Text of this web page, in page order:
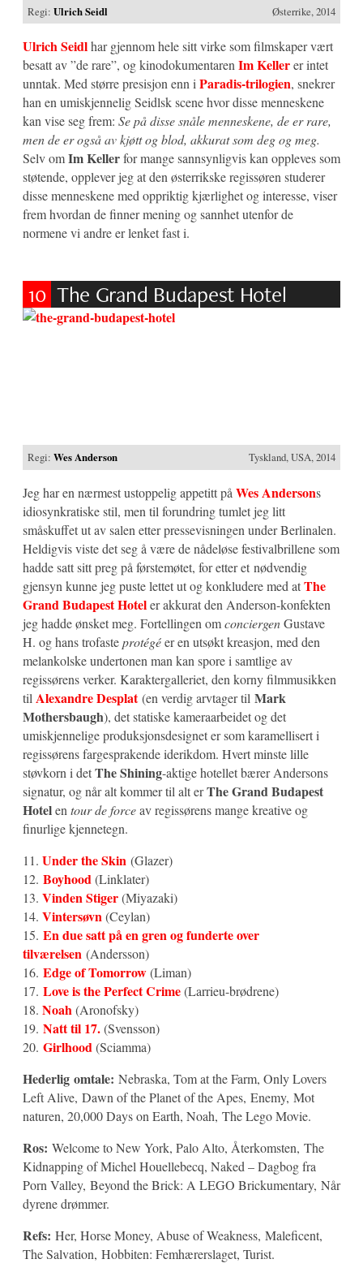
Regi:Ulrich Seidl Østerrike, 2014
Ulrich Seidlhar gjennom hele sitt virke som filmskaper vært
besatt av ”de rare”, og kinodokumentarenIm Kellerer intet
unntak. Med større presisjon enn iParadis-trilogien, snekrer
han en umiskjennelig Seidlsk scene hvor disse menneskene
kan vise seg frem: Se på disse snåle menneskene, de er rare,
men de er også av kjøtt og blod, akkurat som deg og meg.
Selv omIm Kellerfor mange sannsynligvis kan oppleves som
støtende, opplever jeg at den østerrikske regissøren studerer
disse menneskene med oppriktig kjærlighet og interesse, viser
frem hvordan de finner mening og sannhet utenfor de
normene vi andre er lenket fast i.
10 The Grand Budapest Hotel
Regi:Wes Anderson Tyskland, USA, 2014
Jeg har en nærmest ustoppelig appetitt på Wes Andersons
idiosynkratiske stil, men til forundring tumlet jeg litt
småskuffet ut av salen etter pressevisningen under Berlinalen.
Heldigvis viste det seg å være de nådeløse festivalbrillene som
hadde satt sitt preg på førstemøtet, for etter et nødvendig
gjensyn kunne jeg puste lettet ut og konkludere med atThe
Grand Budapest Hoteler akkurat den Anderson-konfekten
jeg hadde ønsket meg. Fortellingen omconciergenGustave
H. og hans trofasteprotégéer en utsøkt kreasjon, med den
melankolske undertonen man kan spore i samtlige av
regissørens verker. Karaktergalleriet, den korny filmmusikken
til Alexandre Desplat (en verdig arvtager til Mark
Mothersbaugh), det statiske kameraarbeidet og det
umiskjennelige produksjonsdesignet er som karamellisert i
regissørens fargesprakende iderikdom. Hvert minste lille
støvkorn i detThe Shining-aktige hotellet bærer Andersons
signatur, og når alt kommer til alt erThe Grand Budapest
Hotelen tour de forceav regissørens mange kreative og
finurlige kjennetegn.
11. Under the Skin (Glazer)
12. Boyhood(Linklater)
13. Vinden Stiger(Miyazaki)
14. Vintersøvn(Ceylan)
15. En due satt på en gren og funderte over
tilværelsen (Andersson)
16. Edge of Tomorrow(Liman)
17. Love is the Perfect Crime(Larrieu-brødrene)
18. Noah(Aronofsky)
19. Natt til 17.(Svensson)
20. Girlhood(Sciamma)
Hederlig omtale: Nebraska, Tom at the Farm, Only Lovers
Left Alive, Dawn of the Planet of the Apes, Enemy, Mot
naturen, 20,000 Days on Earth, Noah, The Lego Movie.
Ros: Welcome to New York, Palo Alto, Återkomsten, The
Kidnapping of Michel Houellebecq, Naked – Dagbog fra
Porn Valley, Beyond the Brick: A LEGO Brickumentary, Når
dyrene drømmer.
Refs: Her, Horse Money, Abuse of Weakness, Maleficent,
The Salvation, Hobbiten: Femhærerslaget, Turist.